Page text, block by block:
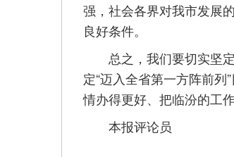
强，社会各界对我市发展
良好条件。
总之，我们要切实坚定
定“迈入全省第一方阵前
情办得更好、把临汾的工
本报评论员